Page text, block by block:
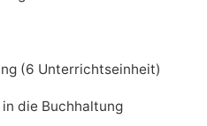
(6 Unterrichtseinheit)
die Buchhaltung